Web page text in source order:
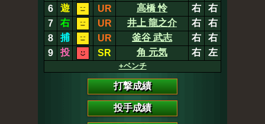
6
遊 UR 高橋 怜 右
右
7
右 UR 井上 龍之介 右
右
8
捕 UR 釜谷 武志 右
右
9
投 SR 角 元気 右 左
+ベンチ
打撃成績
投手成績